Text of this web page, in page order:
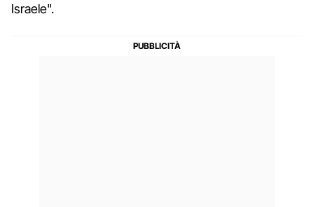
Israele".